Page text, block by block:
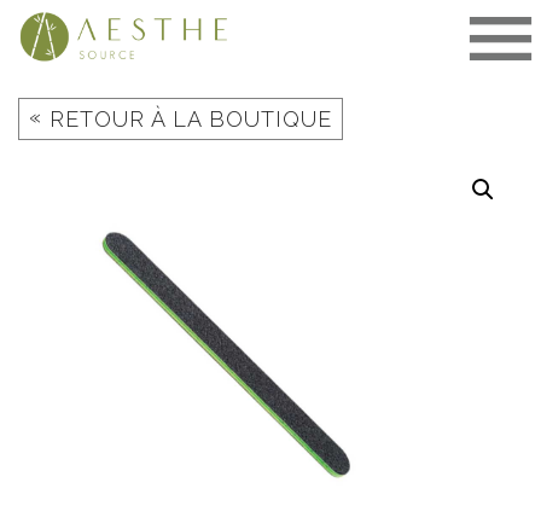
Aller
« RETOUR À LA BOUTIQUE